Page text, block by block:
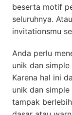
beserta motif
seluruhnya.
invitationsmu
Anda perlu
unik dan
Karena hal ini
unik dan
tampak